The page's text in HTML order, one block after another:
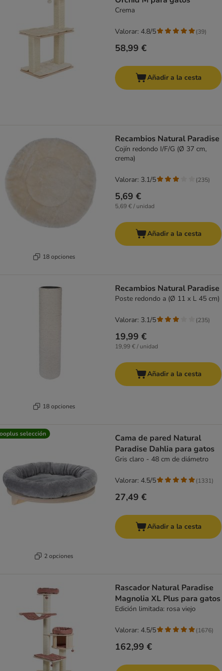
Crema
58,99 €
Valorar: 4.8/5 (39)
Añadir a la cesta
18 opciones
Recambios Natural Paradise
Cojín redondo I/F/G (Ø 37 cm,
crema)
5,69 €
5,69 € / unidad
Valorar: 3.1/5 (235)
Añadir a la cesta
18 opciones
Recambios Natural Paradise
Poste redondo a (Ø 11 x L 45 cm)
19,99 €
19,99 € / unidad
Valorar: 3.1/5 (235)
Añadir a la cesta
selección
2 opciones
Cama de pared Natural
Paradise Dahlia para gatos
Gris claro - 48 cm de diámetro
27,49 €
Valorar: 4.5/5 (1331)
Añadir a la cesta
Rascador Natural Paradise
Magnolia XL Plus para gatos
Edición limitada: rosa viejo
162,99 €
Valorar: 4.5/5 (1676)